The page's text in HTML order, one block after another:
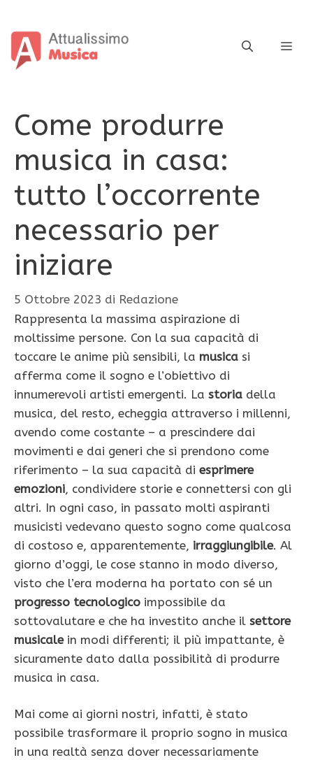
contenuto
Come produrre
musica in casa:
tutto l’occorrente
necessario per
iniziare
5 Ottobre 2023 di Redazione
Rappresenta la massima aspirazione di
moltissime persone. Con la sua capacità di
toccare le anime più sensibili, la musica si
afferma come il sogno e l’obiettivo di
innumerevoli artisti emergenti. La storia della
musica, del resto, echeggia attraverso i millenni,
avendo come costante – a prescindere dai
movimenti e dai generi che si prendono come
riferimento – la sua capacità di esprimere
emozioni, condividere storie e connettersi con gli
altri. In ogni caso, in passato molti aspiranti
musicisti vedevano questo sogno come qualcosa
di costoso e, apparentemente, irraggiungibile. Al
giorno d’oggi, le cose stanno in modo diverso,
visto che l’era moderna ha portato con sé un
progresso tecnologico impossibile da
sottovalutare e che ha investito anche il settore
musicalein modi differenti; il più impattante, è
sicuramente dato dalla possibilità di produrre
musica in casa.
Mai come ai giorni nostri, infatti, è stato
possibile trasformare il proprio sogno in musica
in una realtà senza dover necessariamente